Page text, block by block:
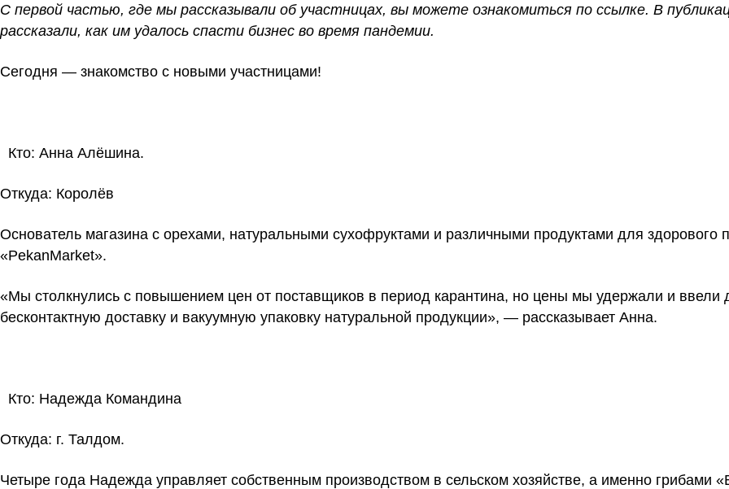
С первой частью, где мы рассказывали об участницах, вы можете ознакомиться по ссылке. В
рассказали, как им удалось спасти бизнес во время пандемии.
Сегодня — знакомство с новыми участницами!
Кто: Анна Алёшина.
Откуда: Королёв
Основатель магазина с орехами, натуральными сухофруктами и различными продуктами для здорового
«PekanMarket».
«Мы столкнулись с повышением цен от поставщиков в период карантина, но цены мы удержали и ввели
бесконтактную доставку и вакуумную упаковку натуральной продукции», — рассказывает Анна.
Кто: Надежда Командина
Откуда: г. Талдом.
Четыре года Надежда управляет собственным производством в сельском хозяйстве, а именно грибами